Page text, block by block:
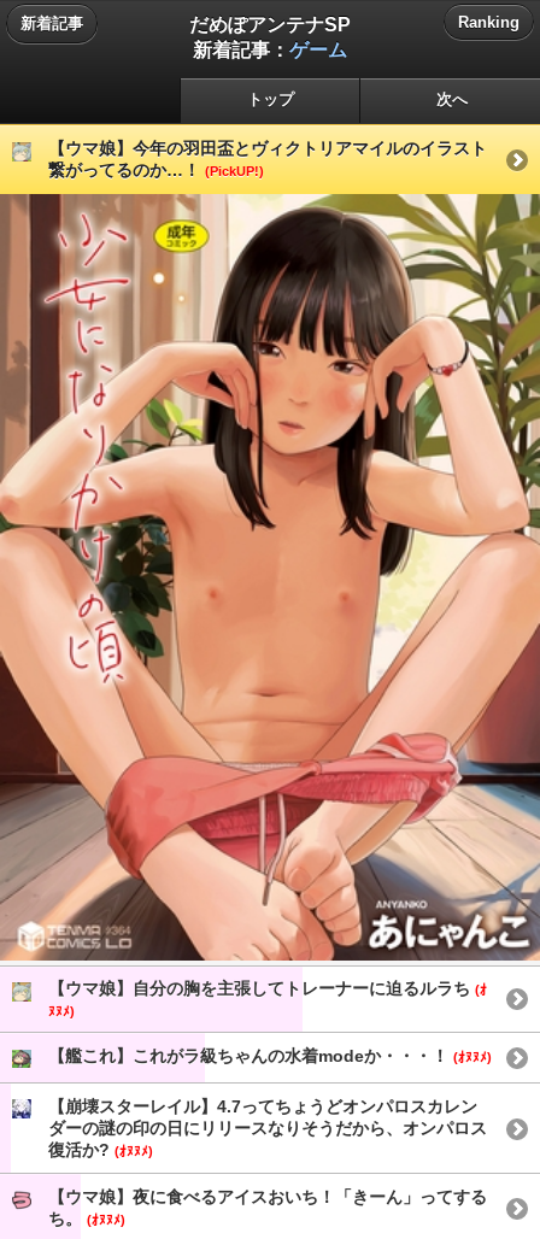
新着記事
だめぽアンテナSP
新着記事： ゲーム
Ranking
トップ 次へ
【ウマ娘】今年の羽田盃とヴィクトリアマイルのイラスト
繋がってるのか…！
(PickUP!)
【ウマ娘】自分の胸を主張してトレーナーに迫るルラち (ｵ
ﾇﾇﾒ)
【艦これ】これがラ級ちゃんの水着modeか・・・！ (ｵﾇﾇﾒ)
【崩壊スターレイル】4.7ってちょうどオンパロスカレン
ダーの謎の印の日にリリースなりそうだから、オンパロス
復活か? (ｵﾇﾇﾒ)
【ウマ娘】夜に食べるアイスおいち！「きーん」ってする
ち。
(ｵﾇﾇﾒ)